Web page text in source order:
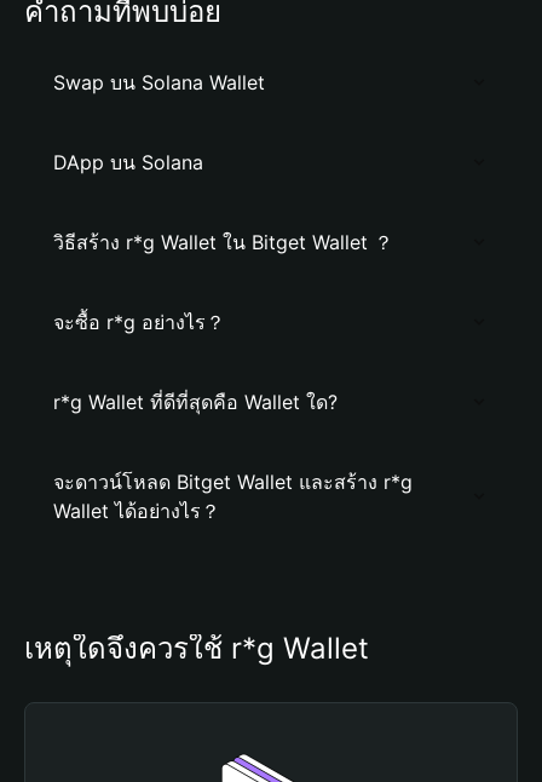
คำถามที่พบบ่อย
Swap บน Solana Wallet
DApp บน Solana
วิธีสร้าง r*g Wallet ใน Bitget Wallet ？
จะซื้อ r*g อย่างไร？
r*g Wallet ที่ดีที่สุดคือ Wallet ใด?
จะดาวน์โหลด Bitget Wallet และสร้าง r*g
Wallet ได้อย่างไร？
เหตุใดจึงควรใช้ r*g Wallet